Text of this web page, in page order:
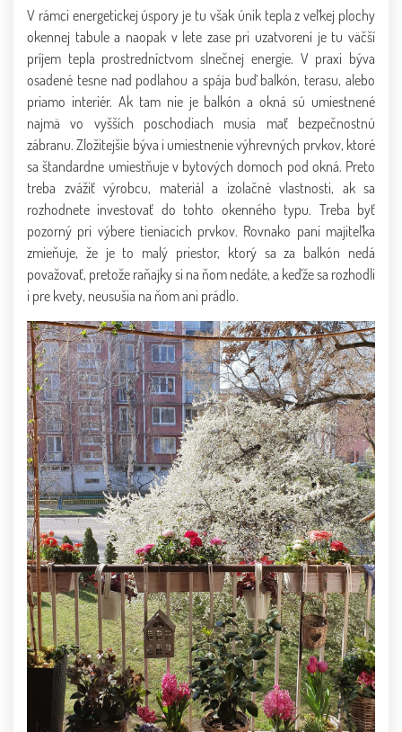
V rámci energetickej úspory je tu však únik tepla z veľkej plochy
okennej tabule a naopak v lete zase pri uzatvorení je tu väčší
príjem tepla prostredníctvom slnečnej energie. V praxi býva
osadené tesne nad podlahou a spája buď balkón, terasu, alebo
priamo interiér. Ak tam nie je balkón a okná sú umiestnené
najmä vo vyšších poschodiach musia mať bezpečnostnú
zábranu. Zložitejšie býva i umiestnenie výhrevných prvkov, ktoré
sa štandardne umiestňuje v bytových domoch pod okná. Preto
treba zvážiť výrobcu, materiál a izolačné vlastnosti, ak sa
rozhodnete investovať do tohto okenného typu. Treba byť
pozorný pri výbere tieniacich prvkov. Rovnako pani majiteľka
zmieňuje, že je to malý priestor, ktorý sa za balkón nedá
považovať, pretože raňajky si na ňom nedáte, a keďže sa rozhodli
i pre kvety, neusušia na ňom ani prádlo.